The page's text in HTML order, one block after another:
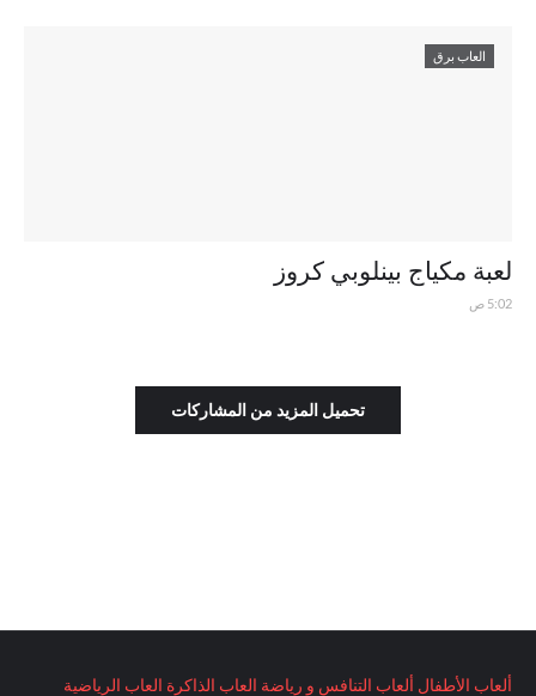
العاب برق
لعبة مكياج بينلوبي كروز
5:02 ص
تحميل المزيد من المشاركات
ألعاب الأطفال ألعاب التنافس و رياضة العاب الذاكرة العاب الرياضية